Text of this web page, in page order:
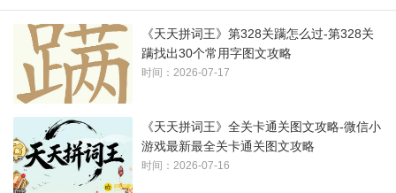
《天天拼词王》第328关蹒怎么过-第328关
蹒找出30个常用字图文攻略
时间：2026-07-17
《天天拼词王》全关卡通关图文攻略-微信小
游戏最新最全关卡通关图文攻略
时间：2026-07-16